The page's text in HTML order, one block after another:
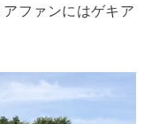
ファンにはゲキア